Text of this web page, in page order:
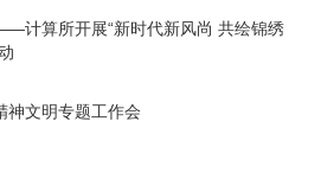
计算所开展“新时代新风尚 共绘锦绣
神文明专题工作会